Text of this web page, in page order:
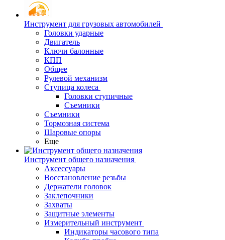
Инструмент для грузовых автомобилей
Головки ударные
Двигатель
Ключи балонные
КПП
Общее
Рулевой механизм
Ступица колеса
Головки ступичные
Съемники
Съемники
Тормозная система
Шаровые опоры
Еще
Инструмент общего назначения
Аксессуары
Восстановление резьбы
Держатели головок
Заклепочники
Захваты
Защитные элементы
Измерительный инструмент
Индикаторы часового типа